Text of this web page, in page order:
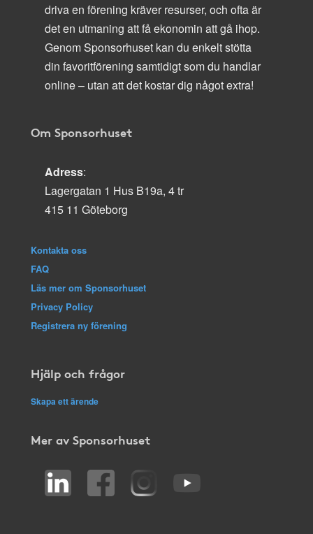
driva en förening kräver resurser, och ofta är
det en utmaning att få ekonomin att gå ihop.
Genom Sponsorhuset kan du enkelt stötta
din favoritförening samtidigt som du handlar
online – utan att det kostar dig något extra!
Om Sponsorhuset
Adress:
Lagergatan 1 Hus B19a, 4 tr
415 11 Göteborg
Kontakta oss
FAQ
Läs mer om Sponsorhuset
Privacy Policy
Registrera ny förening
Hjälp och frågor
Skapa ett ärende
Mer av Sponsorhuset